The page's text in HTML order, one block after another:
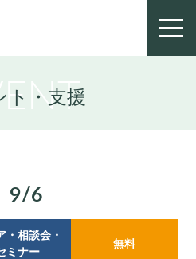
ト・支援
9/6
・相談会・
ミナー
無料